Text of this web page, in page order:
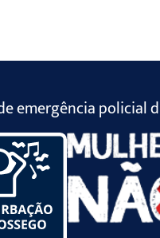
emergência policial